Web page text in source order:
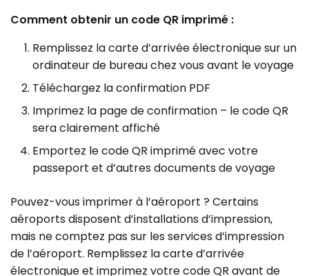
Comment obtenir un code QR imprimé :
Remplissez la carte d’arrivée électronique sur un
ordinateur de bureau chez vous avant le voyage
Téléchargez la confirmation PDF
Imprimez la page de confirmation – le code QR
sera clairement affiché
Emportez le code QR imprimé avec votre
passeport et d’autres documents de voyage
Pouvez-vous imprimer à l’aéroport ? Certains
aéroports disposent d’installations d’impression,
mais ne comptez pas sur les services d’impression
de l’aéroport. Remplissez la carte d’arrivée
électronique et imprimez votre code QR avant de